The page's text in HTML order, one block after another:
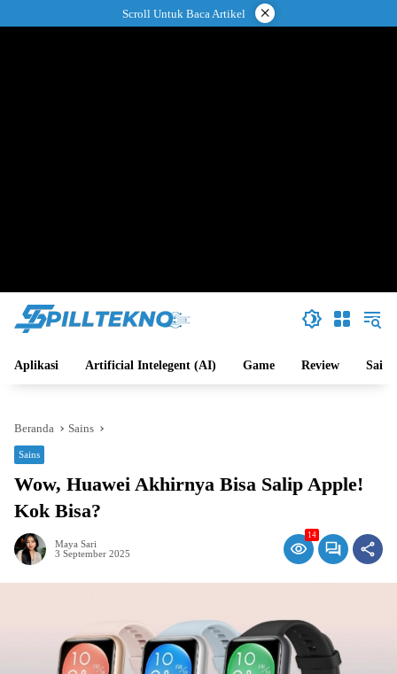
ke
Scroll Untuk Baca Artikel ×
Aplikasi Artificial Intelegent (AI) Game Review Sains
Beranda Sains
Sains
Wow, Huawei Akhirnya Bisa Salip Apple!
Kok Bisa?
Maya Sari
3 September 2025
14